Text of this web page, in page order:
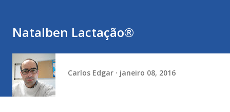
Natalben Lactação®
Carlos Edgar janeiro 08, 2016